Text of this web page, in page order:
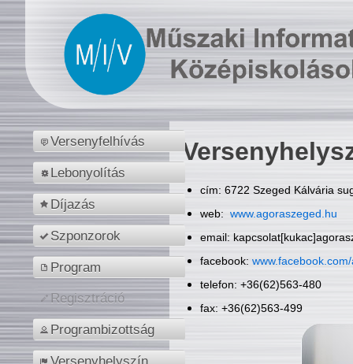
Versenyfelhívás
Lebonyolítás
Díjazás
Szponzorok
Program
Regisztráció
Programbizottság
Versenyhelyszín
cím: 6722 Szeged Kálvária
web: www.agoraszeged.hu
email:
facebook:
telefon: +36(62)563-480
fax: +36(62)563-499